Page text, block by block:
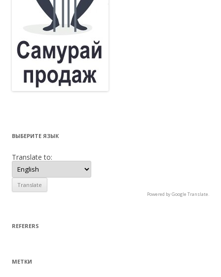
ВЫБЕРИТЕ ЯЗЫК
Translate to:
Powered by Google Translate.
REFERERS
МЕТКИ